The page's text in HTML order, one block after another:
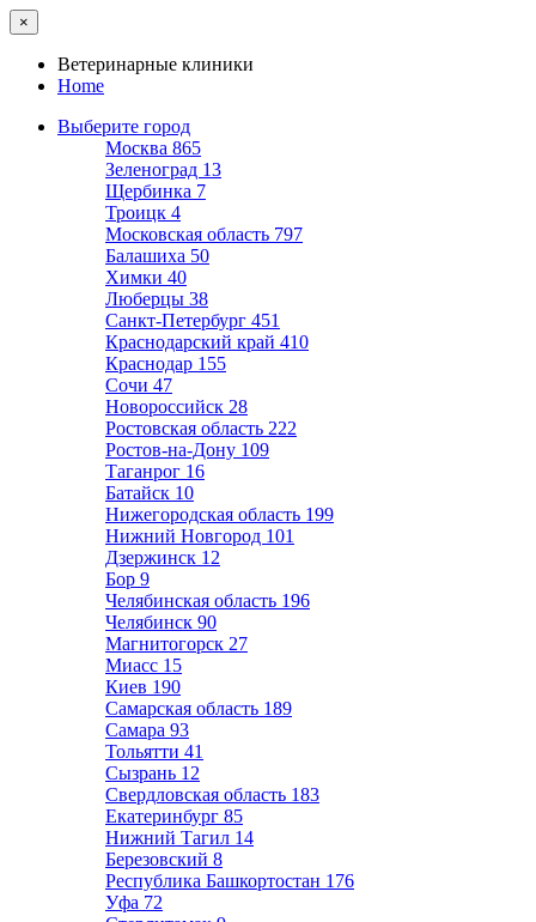
×
Ветеринарные клиники
Home
Выберите город
Москва 865
Зеленоград 13
Щербинка 7
Троицк 4
Московская область 797
Балашиха 50
Химки 40
Люберцы 38
Санкт-Петербург 451
Краснодарский край 410
Краснодар 155
Сочи 47
Новороссийск 28
Ростовская область 222
Ростов-на-Дону 109
Таганрог 16
Батайск 10
Нижегородская область 199
Нижний Новгород 101
Дзержинск 12
Бор 9
Челябинская область 196
Челябинск 90
Магнитогорск 27
Миасс 15
Киев 190
Самарская область 189
Самара 93
Тольятти 41
Сызрань 12
Свердловская область 183
Екатеринбург 85
Нижний Тагил 14
Березовский 8
Республика Башкортостан 176
Уфа 72